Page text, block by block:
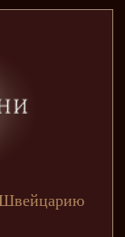
Швейцарию